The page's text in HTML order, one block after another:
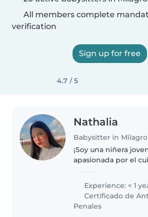
All members complete
verification
Sign up for free
4.7 / 5
Nathalia
Babysitter in Milagro
¡Soy una niñera
apasionada por el
dibujar con ellos
tiempo libre. Tengo
cuidando de
escolares,..
Experience: < 1
Certificado de
Penales